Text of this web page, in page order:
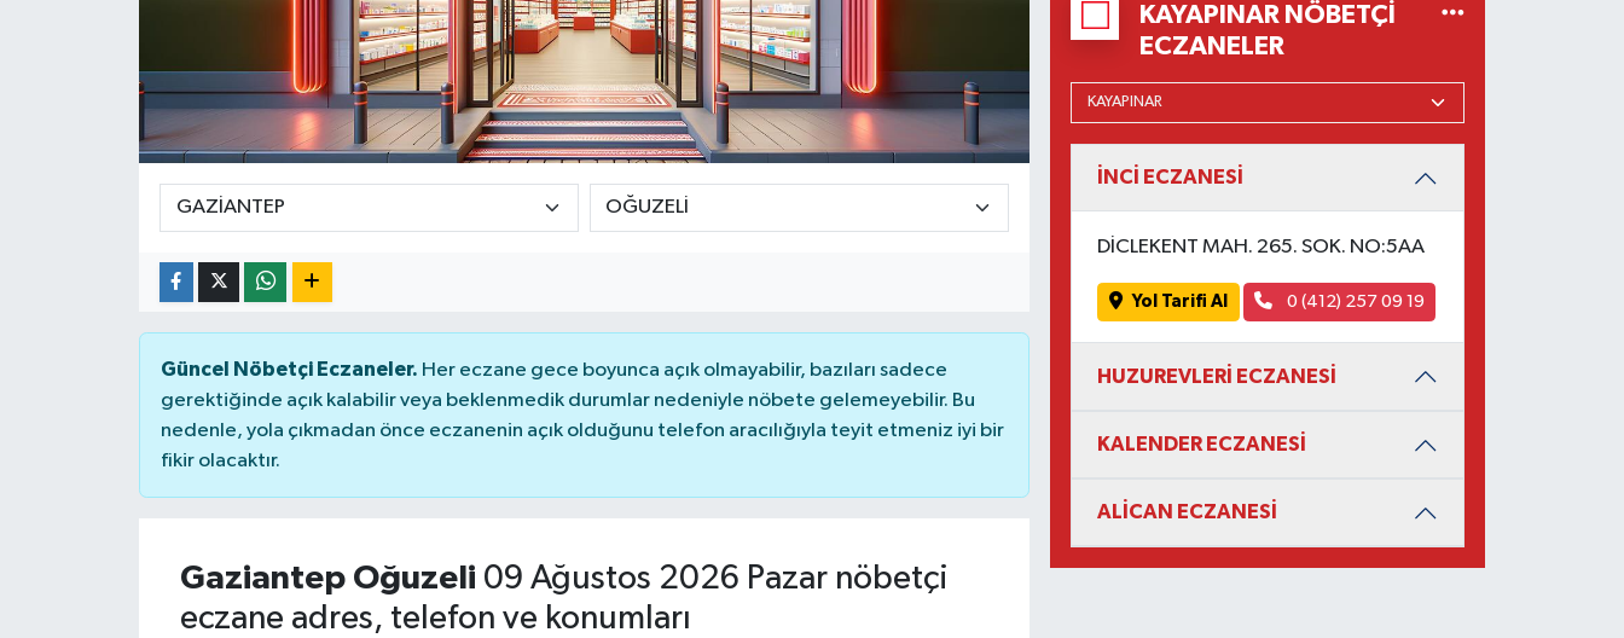
Güncel Nöbetçi Eczaneler. Her eczane gece boyunca açık olmayabilir, bazıları sadece
gerektiğinde açık kalabilir veya beklenmedik durumlar nedeniyle nöbete gelemeyebilir. Bu
nedenle, yola çıkmadan önce eczanenin açık olduğunu telefon aracılığıyla teyit etmeniz iyi bir
fikir olacaktır.
Gaziantep Oğuzeli 09 Ağustos 2026 Pazar nöbetçi
eczane adres, telefon ve konumları
KAYAPINAR NÖBETÇI
ECZANELER
İNCİ ECZANESİ
DİCLEKENT MAH. 265. SOK. NO:5AA
Yol Tarifi Al 0 (412) 257 09 19
HUZUREVLERİ ECZANESİ
KALENDER ECZANESİ
ALİCAN ECZANESİ
Gündem
İlim & İrfan
Kültür & Sanat